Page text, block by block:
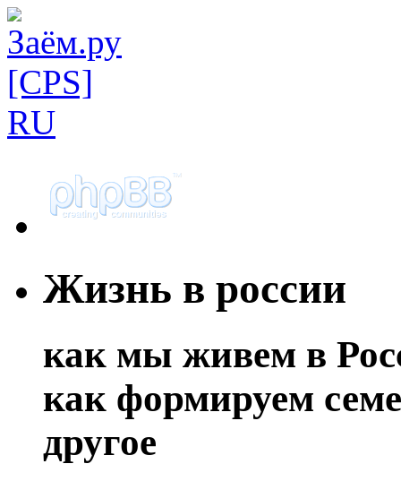
Жизнь в россии
как мы живем в
как формируем
другое